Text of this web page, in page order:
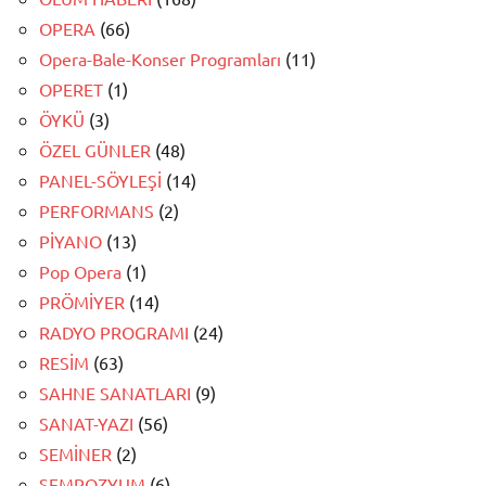
OPERA (66)
Opera-Bale-Konser Programları (11)
OPERET (1)
ÖYKÜ (3)
ÖZEL GÜNLER (48)
PANEL-SÖYLEŞİ (14)
PERFORMANS (2)
PİYANO (13)
Pop Opera (1)
PRÖMİYER (14)
RADYO PROGRAMI (24)
RESİM (63)
SAHNE SANATLARI (9)
SANAT-YAZI (56)
SEMİNER (2)